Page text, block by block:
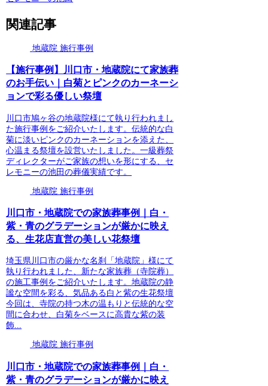
関連記事
地蔵院 施行事例
【施行事例】川口市・地蔵院にて家族葬
のお手伝い｜白菊とピンクのカーネーシ
ョンで彩る優しい祭壇
川口市鳩ヶ谷の地蔵院様にて執り行われまし
た施行事例をご紹介いたします。伝統的な白
菊に淡いピンクのカーネーションを添えた、
心温まる祭壇を設営いたしました。一級葬祭
ディレクターがご家族の想いを形にする、セ
レモニーの池田の葬儀実績です。
地蔵院 施行事例
川口市・地蔵院での家族葬事例｜白・
紫・青のグラデーションが厳かに映え
る、生花店直営の美しい花祭壇
埼玉県川口市の厳かな名刹「地蔵院」様にて
執り行われました、新たな家族葬（寺院葬）
の施工事例をご紹介いたします。地蔵院の静
謐な空間を彩る、気品ある白と紫の生花祭壇
今回は、寺院の持つ木の温もりと伝統的な空
間に合わせ、白菊をベースに高貴な紫の装
飾...
地蔵院 施行事例
川口市・地蔵院での家族葬事例｜白・
紫・青のグラデーションが厳かに映え